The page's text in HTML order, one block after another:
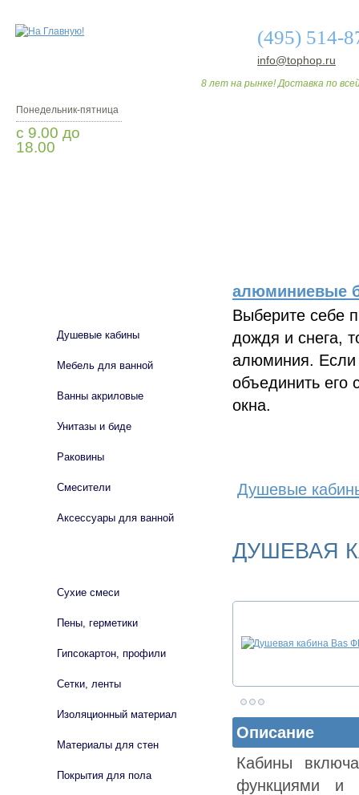
(495) 514-
info@tophop.ru
8 лет на рынке! Доставка по
Понедельник-пятница
с 9.00 до
18.00
алюминиевые
Выберите себе
дождя и снега,
алюминия. Если
объединить его
окна.
Душевые
ДУШЕВАЯ
Описание
Кабины
функциями и
Душевые кабины
Мебель для ванной
Ванны акриловые
Унитазы и биде
Раковины
Смесители
Аксессуары для ванной
Сухие смеси
Пены, герметики
Гипсокартон, профили
Сетки, ленты
Изоляционный материал
Материалы для стен
Покрытия для пола